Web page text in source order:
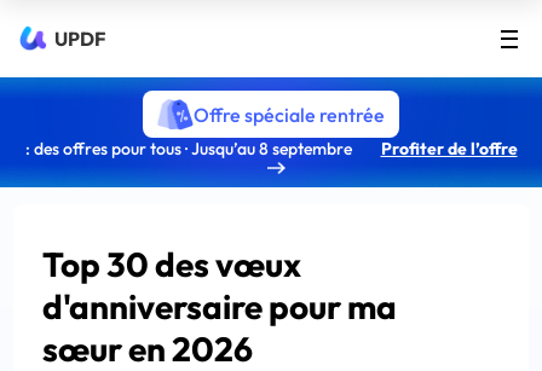
UPDF
Offre spéciale rentrée
: des offres pour tous · Jusqu’au 8 septembre Profiter de l’offre
Top 30 des vœux
d'anniversaire pour ma
sœur en 2026